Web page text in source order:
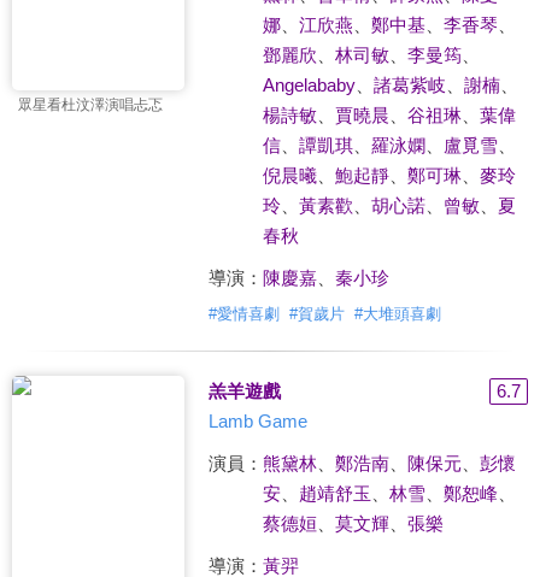
眾星看杜汶澤演唱忐忑
娜、 江欣燕 鄭中基、 李香琴
鄧麗欣
林司敏、 李曼筠、
Angelababy、 諸葛紫岐 謝楠、
楊詩敏、 賈曉晨 谷祖琳、 葉偉
信、 譚凱琪、 羅泳嫻、 盧覓雪、
倪晨曦、 鮑起靜、 鄭可琳、 麥玲
玲、 黃素歡 胡心諾、 曾敏、 夏
春秋
導演： 陳慶嘉、 秦小珍
#愛情喜劇 #賀歲片 #大堆頭喜劇
羔羊遊戲
6.7
Lamb Game
演員： 熊黛林、 鄭浩南、 陳保元、 彭懷
安、 趙靖舒玉 林雪、 鄭恕峰、
蔡德姮、 莫文輝、 張樂
導演： 黃羿